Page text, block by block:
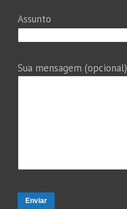
Assunto
Sua mensagem (opcional)